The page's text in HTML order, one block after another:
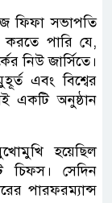
ফিফা সভাপতি
করতে পারি যে,
নিউ জার্সিতে।
এবং বিশ্বের
একটি অনুষ্ঠান
হয়েছিল
চিফস। সেদিন
পারফরম্যান্স